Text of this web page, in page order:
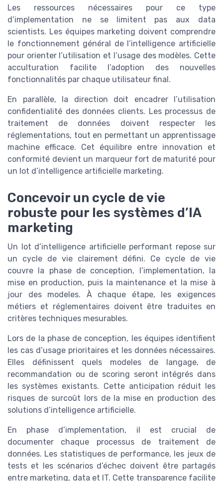
Les ressources nécessaires pour ce type
d’implementation ne se limitent pas aux data
scientists. Les équipes marketing doivent comprendre
le fonctionnement général de l’intelligence artificielle
pour orienter l’utilisation et l’usage des modèles. Cette
acculturation facilite l’adoption des nouvelles
fonctionnalités par chaque utilisateur final.
En parallèle, la direction doit encadrer l’utilisation
confidentialité des données clients. Les processus de
traitement de données doivent respecter les
réglementations, tout en permettant un apprentissage
machine efficace. Cet équilibre entre innovation et
conformité devient un marqueur fort de maturité pour
un lot d’intelligence artificielle marketing.
Concevoir un cycle de vie
robuste pour les systèmes d’IA
marketing
Un lot d’intelligence artificielle performant repose sur
un cycle de vie clairement défini. Ce cycle de vie
couvre la phase de conception, l’implementation, la
mise en production, puis la maintenance et la mise à
jour des modeles. À chaque étape, les exigences
métiers et réglementaires doivent être traduites en
critères techniques mesurables.
Lors de la phase de conception, les équipes identifient
les cas d’usage prioritaires et les données nécessaires.
Elles définissent quels modeles de langage, de
recommandation ou de scoring seront intégrés dans
les systèmes existants. Cette anticipation réduit les
risques de surcoût lors de la mise en production des
solutions d’intelligence artificielle.
En phase d’implementation, il est crucial de
documenter chaque processus de traitement de
données. Les statistiques de performance, les jeux de
tests et les scénarios d’échec doivent être partagés
entre marketing, data et IT. Cette transparence facilite